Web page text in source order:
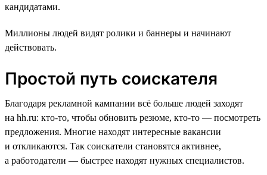
кандидатами.
Миллионы людей видят ролики и баннеры и начинают
действовать.
Простой путь соискателя
Благодаря рекламной кампании всё больше людей заходят
на hh.ru: кто-то, чтобы обновить резюме, кто-то — посмотреть
предложения. Многие находят интересные вакансии
и откликаются. Так соискатели становятся активнее,
а работодатели — быстрее находят нужных специалистов.